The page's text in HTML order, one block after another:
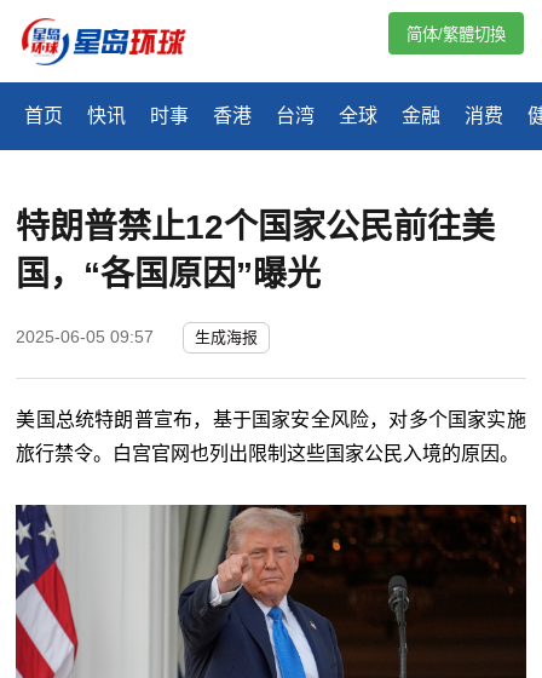
首页 快讯 时事 香港 台湾 全球 金融 消费
简体/繁體切換
特朗普禁止12个国家公民前往美
国，“各国原因”曝光
2025-06-05 09:57 生成海报
美国总统特朗普宣布，基于国家安全风险，对多个国家实施
旅行禁令。白宫官网也列出限制这些国家公民入境的原因。